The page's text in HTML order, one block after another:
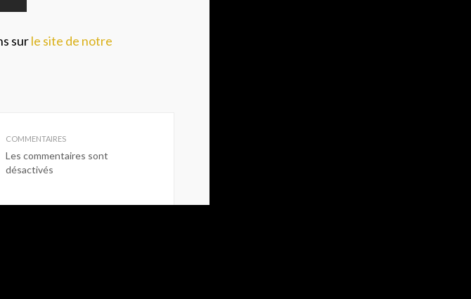
surle site de notre
COMMENTAIRES
Les commentaires sont
désactivés